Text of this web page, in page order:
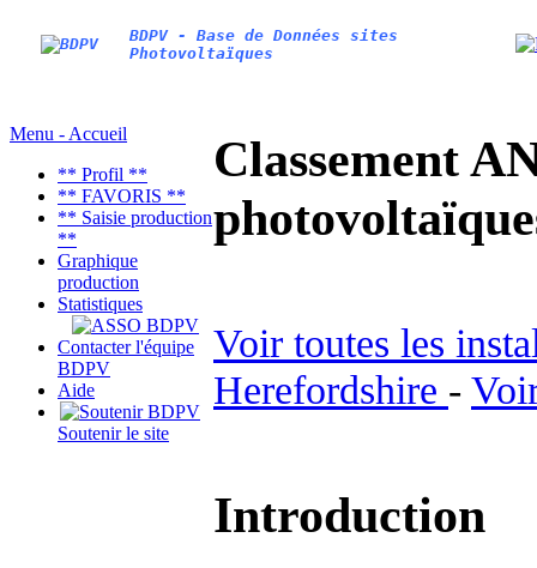
BDPV - Base de Données sites
Photovoltaïques
Menu - Accueil
** Profil **
** FAVORIS **
** Saisie production
**
Graphique
production
Statistiques
Contacter l'équipe
BDPV
Aide
Soutenir le site
Classement
Voir toutes les
Herefordshire -
Introduction